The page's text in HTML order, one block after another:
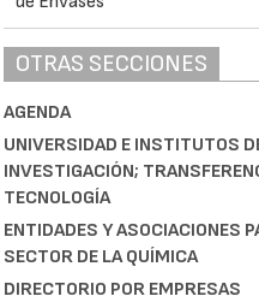
OTRAS SECCIONES
AGENDA
UNIVERSIDAD E INSTITUTOS
INVESTIGACIÓN;
TECNOLOGÍA
ENTIDADES Y ASOCIACIONES
SECTOR DE LA QUÍMICA
DIRECTORIO POR EMPRESAS